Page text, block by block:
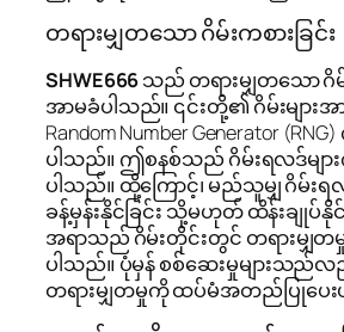
တရားမျှတသော ဂိမ်းကစားခြင်း
SHWE666သည် တရားမျှတသော ဂိမ်
အာမခံပါသည်။ ၎င်းတို့၏ ဂိမ်းများ
Random Number Generator
ပါသည်။ ဤစနစ်သည် ဂိမ်းရလဒ်များ
ပါသည်။ ထို့ကြောင့်၊ မည်သူမျှ ဂိမ်း
ခန့်မှန်းနိုင်ခြင်း သို့မဟုတ် ထိန်းချုပ်နိုင်
အရာသည် ဂိမ်းတိုင်းတွင် တရားမျှတ
ပါသည်။ ပုံမှန် စစ်ဆေးမှုများသည်လည်
တရားမျှတမှုကို ထပ်မံအတည်ပြုပေး